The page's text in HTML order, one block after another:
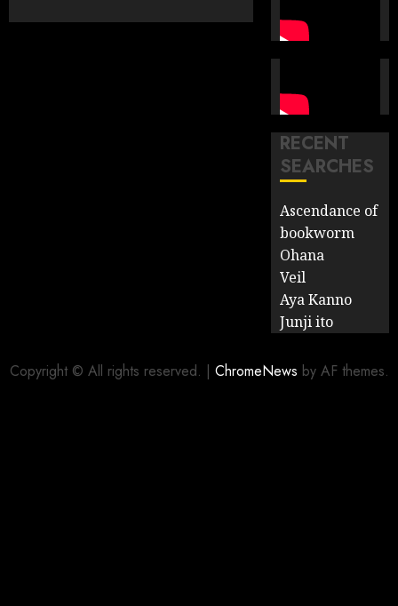
RECENT
SEARCHES
Ascendance of
bookworm
Ohana
Veil
Aya Kanno
Junji ito
Copyright © All rights reserved. | ChromeNews by AF themes.